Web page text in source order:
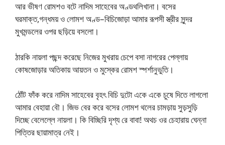
আর ভীষণ রোমশও বটে নাদিম সাহেবের অণ্ডথলিখানা। বসের
ঘরমাক্ত,গন্ধময় ও লোমশ অণ্ড–বিচিজোড়া আমার রূপসী স্ত্রীর সুন্দর
মুখমন্ডলের ওপর ছড়িয়ে বসলো।
ঠারকি নায়লা পছন্দ করেছে নিজের মুখরায় চেপে বসা নাগরের পেল্লায়
কোষজোড়ার অতিকায় আয়তন ও মুস্কের রোমশ স্পর্শানুভুতি।
ঠোঁট ফাঁক করে নাদিম সাহেবের বৃহৎ বিচি দুটো একে একে চুষে দিতে লাগলো
আমার বেহায়া বৌ। জিভ বের করে বসের লোমশ থলের চামড়ায় সুড়সুড়ি
দিচ্ছে বেলেল্লে নায়লা। কি বিচ্ছিরি দৃশ্য রে বাবা! অথচ ওর চেহারায় ঘেন্না
পিত্তির ছায়ামাত্র নেই।